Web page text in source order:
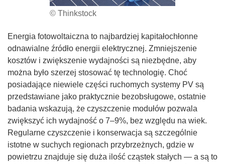
© Thinkstock
Energia fotowoltaiczna to najbardziej kapitałochłonne
odnawialne źródło energii elektrycznej. Zmniejszenie
kosztów i zwiększenie wydajności są niezbędne, aby
można było szerzej stosować tę technologię. Choć
posiadające niewiele części ruchomych systemy PV są
przedstawiane jako praktycznie bezobsługowe, ostatnie
badania wskazują, że czyszczenie modułów pozwala
zwiększyć ich wydajność o 7–9%, bez względu na wiek.
Regularne czyszczenie i konserwacja są szczególnie
istotne w suchych regionach przybrzeżnych, gdzie w
powietrzu znajduje się duża ilość cząstek stałych — a są to